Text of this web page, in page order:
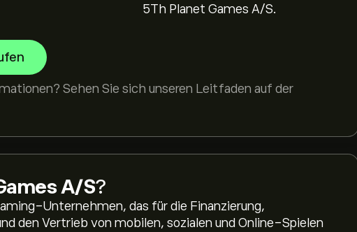
5Th Planet Games A/S.
Sehen Sie sich unseren Leitfaden auf der
A/S?
Unternehmen, das für die Finanzierung,
den Vertrieb von mobilen, sozialen und Online-Spielen